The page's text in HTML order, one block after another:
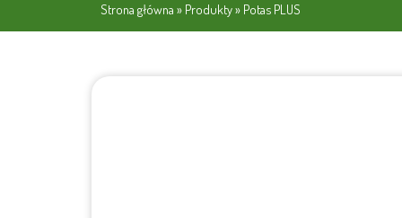
Strona główna » Produkty» Potas PLUS